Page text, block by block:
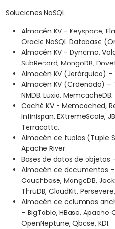
Soluciones NoSQL
Almacén KV - Keyspace,
Oracle NoSQL Database
Almacén KV - Dynamo,
SubRecord, MongoDB,
Almacén KV (Jerárquico) –
Almacén KV (Ordenado) –
NMDB, Luxio,
Caché KV - Memcached,
Infinispan, EXtremeScale,
Terracotta.
Almacén de tuplas (Tuple
Apache River.
Bases de datos de objetos
Almacén de documentos -
Couchbase, MongoDB,
ThruDB, CloudKit,
Almacén de columnas
– BigTable, HBase, Apache
OpenNeptune, Qbase, KDI.